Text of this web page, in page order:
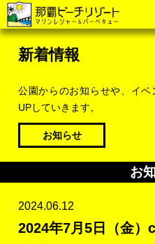
新着情報
公園からのお知らせや、イ
UPしていきます。
お知らせ
お
2024.06.12
2024年7月5日（金